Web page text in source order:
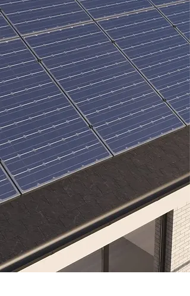
24Solkraft hjälper dig genom
hela projektet och vår
bakgrund som certifierad
montör säkerställer att du får
hypermodern teknik som
fungerar länge. När du
samarbetar med oss kan du
alltid känna dig trygg i din
investering – vi jobbar med
marknadens bästa
leverantörer och erbjuder
pålitliga produkter.
Vi installerar solceller och
batteri på följande orter under
alla årstider: Luleå, Piteå,
Boden, Älvsbyn, Haparanda,
Kalix, Övertorneå, Pajala,
Gällivare, Kiruna, Jokkmokk,
Arvidsjaur, Arjeplog, Överkalix.